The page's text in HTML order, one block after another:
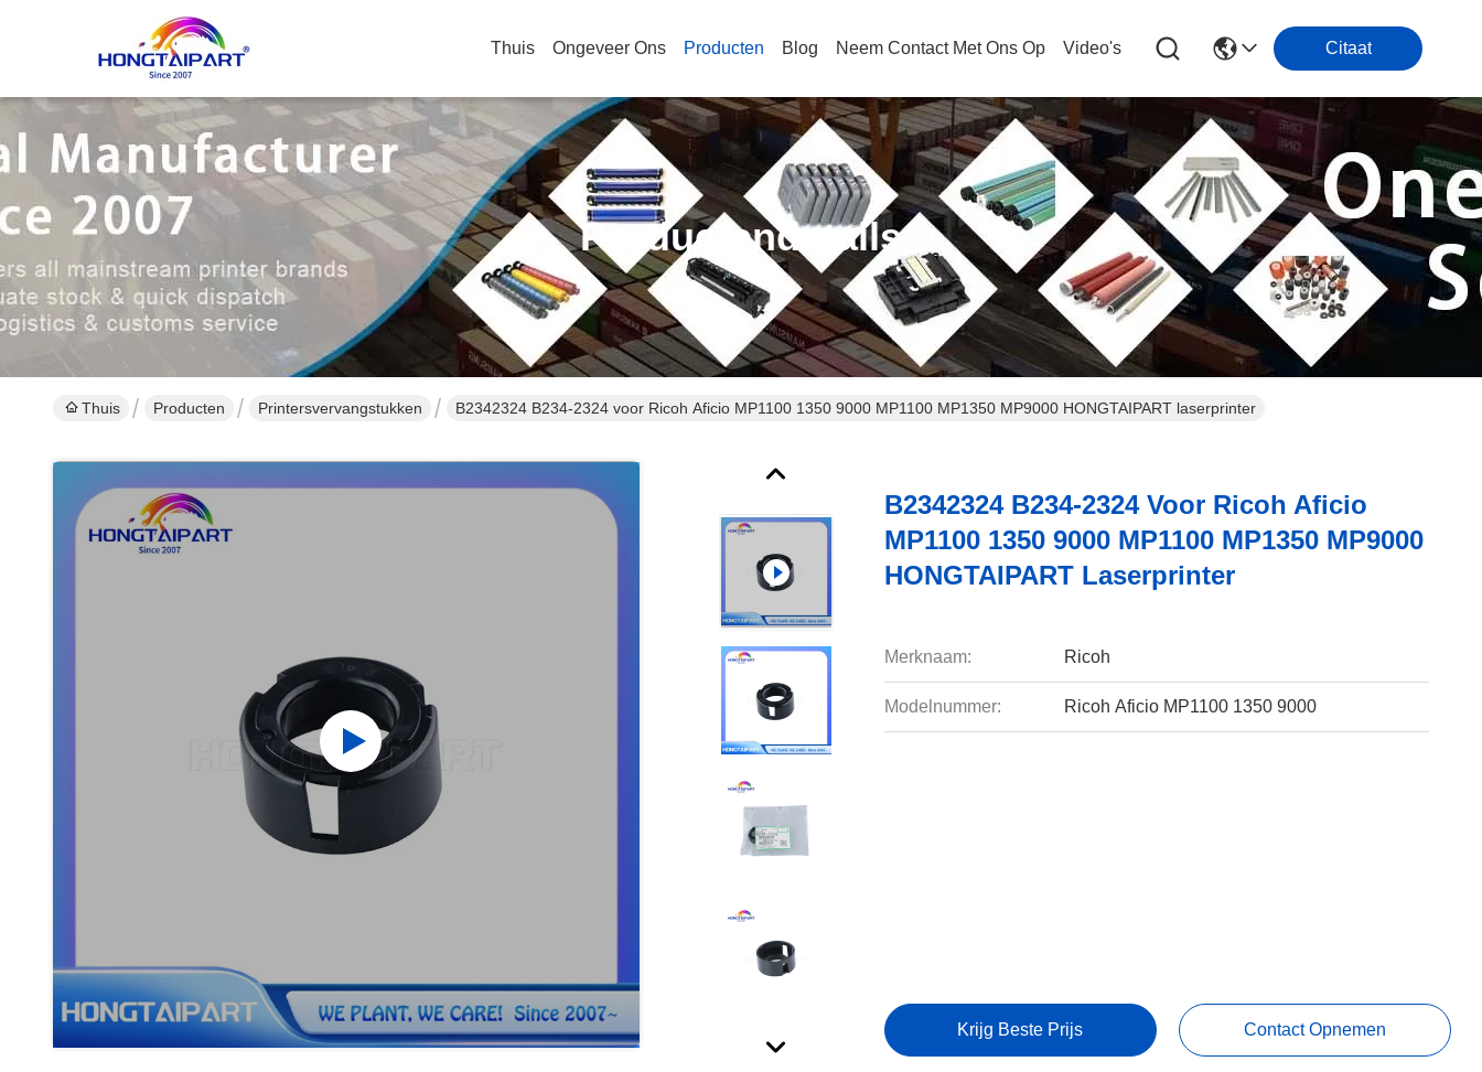
Thuis Ongeveer Ons Producten Blog Neem Contact Met Ons Op Video's Citaat
Productendetails
Thuis Producten Printersvervangstukken B2342324 B234-2324 voor Ricoh Aficio MP1100 1350 9000 MP1100 MP1350 MP9000 HONGTAIPART laserprinter
B2342324 B234-2324 Voor Ricoh Aficio
MP1100 1350 9000 MP1100 MP1350 MP9000
HONGTAIPART Laserprinter
Merknaam: Ricoh
Modelnummer: Ricoh Aficio MP1100 1350 9000
Krijg Beste Prijs Contact Opnemen